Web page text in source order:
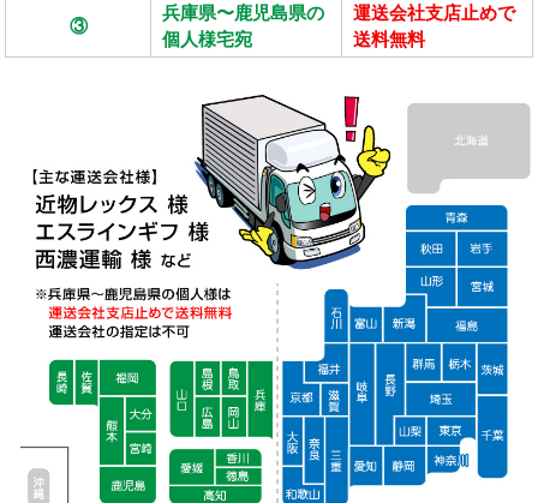
③
兵庫県〜鹿児島県の
個人様宅宛
運送会社支店止めで
送料無料